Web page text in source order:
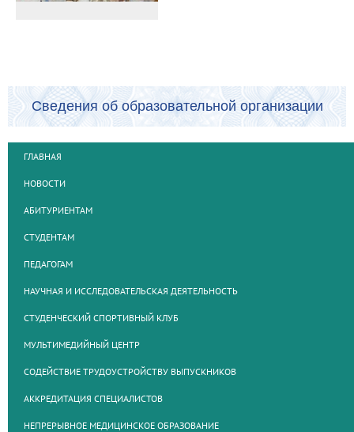
Сведения об образовательной организации
ГЛАВНАЯ
НОВОСТИ
АБИТУРИЕНТАМ
СТУДЕНТАМ
ПЕДАГОГАМ
НАУЧНАЯ И ИССЛЕДОВАТЕЛЬСКАЯ ДЕЯТЕЛЬНОСТЬ
СТУДЕНЧЕСКИЙ СПОРТИВНЫЙ КЛУБ
МУЛЬТИМЕДИЙНЫЙ ЦЕНТР
СОДЕЙСТВИЕ ТРУДОУСТРОЙСТВУ ВЫПУСКНИКОВ
АККРЕДИТАЦИЯ СПЕЦИАЛИСТОВ
НЕПРЕРЫВНОЕ МЕДИЦИНСКОЕ ОБРАЗОВАНИЕ